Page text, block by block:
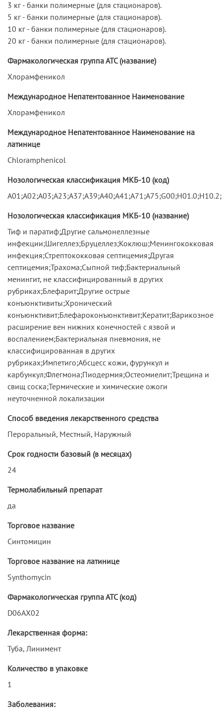
3 кг - банки полимерные (для стационаров).
5 кг - банки полимерные (для стационаров).
10 кг - банки полимерные (для стационаров).
20 кг - банки полимерные (для стационаров).
Фармакологическая группа АТС (название)
Хлорамфеникол
Международное Непатентованное Наименование
Хлорамфеникол
Международное Непатентованное Наименование на
латинице
Chloramphenicol
Нозологическая классификация МКБ-10 (код)
Нозологическая классификация МКБ-10 (название)
Тиф и паратиф;Другие сальмонеллезные
инфекции;Шигеллез;Бруцеллез;Коклюш;Менингококковая
инфекция;Стрептококковая септицемия;Другая
септицемия;Трахома;Сыпной тиф;Бактериальный
менингит, не классифицированный в других
рубриках;Блефарит;Другие острые
конъюнктивиты;Хронический
конъюнктивит;Блефароконъюнктивит;Кератит;Варикозное
расширение вен нижних конечностей с язвой и
воспалением;Бактериальная пневмония, не
классифицированная в других
рубриках;Импетиго;Абсцесс кожи, фурункул и
карбункул;Флегмона;Пиодермия;Остеомиелит;Трещина и
свищ соска;Термические и химические ожоги
неуточненной локализации
Способ введения лекарственного средства
Пероральный, Местный, Наружный
Срок годности базовый (в месяцах)
24
Термолабильный препарат
да
Торговое название
Синтомицин
Торговое название на латинице
Synthomycin
Фармакологическая группа АТС (код)
D06AX02
Лекарственная форма:
Туба, Линимент
Количество в упаковке
1
Заболевания: